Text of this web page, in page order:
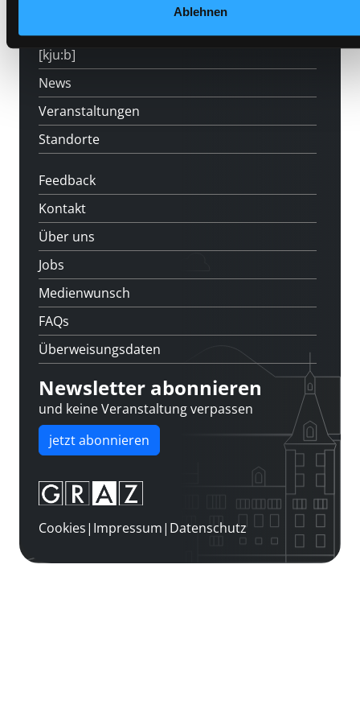
Ablehnen
[kju:b]
News
Veranstaltungen
Standorte
Feedback
Kontakt
Über uns
Jobs
Medienwunsch
FAQs
Überweisungsdaten
Newsletter abonnieren
und keine Veranstaltung verpassen
jetzt abonnieren
Cookies| Impressum| Datenschutz